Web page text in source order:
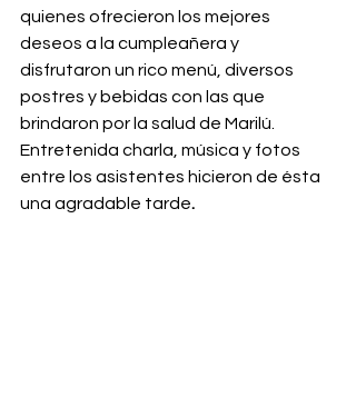
quienes ofrecieron los mejores
deseos a la cumpleañera y
disfrutaron un rico menú, diversos
postres y bebidas con las que
brindaron por la salud de Marilú.
Entretenida charla, música y fotos
entre los asistentes hicieron de ésta
una agradable tarde.